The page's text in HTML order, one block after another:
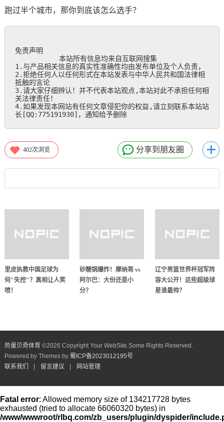
跑过半个城市，那你到底该怎么选手？
免责声明
本站所有信息均来自互联网搜集
1.与产品相关信息的真实性准确性均由发布单位及个人负责，
2.拒绝任何人以任何形式在本站发表与中华人民共和国法律相
抵触的言论
3.请大家仔细辨认！并不代表本站观点,本站对此不承担任何相
关法律责任！
4.如果发现本网站有任何文章侵犯你的权益,请立刻联系本站站
长[QQ:775191930]，通知给予删除
402次浏览 分享到朋友圈
里皮执教中国足球为
何"失控"？真相让人笑
喷！
砂糖锅爆炸！摩纳哥 vs
阿尔巴：大份还是小
分？
辽宁男篮世界杯冠军阵
容大公开！这些超级球
星谁最帅？
热量贝奇体育 ©2026 Copyright Your WebSite.Some Rights Reserved.
Powered by Themes by 蜀ICP备2023012195号
联系我们
留言建议 网站管理
Fatal error: Allowed memory size of 134217728 bytes
exhausted (tried to allocate 66060320 bytes) in
/www/wwwroot/rlbq.com/zb_users/plugin/dyspider/